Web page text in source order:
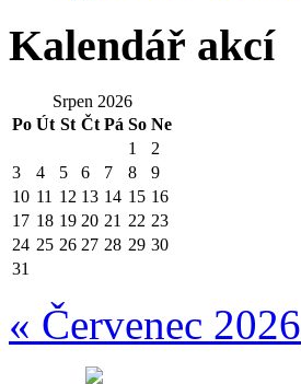
Kalendář akcí
Srpen 2026
Po Út St Čt Pá So Ne
1
2
3
4 5 6 7 8
9
10 11 12 13 14 15 16
17 18 19 20 21 22 23
24 25 26 27 28 29 30
31
« Červenec 2026